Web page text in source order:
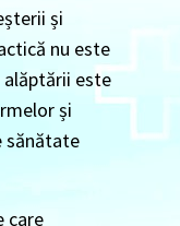
și
nu este
alăptării este
și
sănătate
care